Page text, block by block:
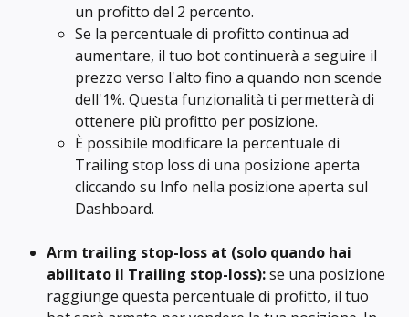
un profitto del 2 percento.
Se la percentuale di profitto continua ad
aumentare, il tuo bot continuerà a seguire il
prezzo verso l'alto fino a quando non scende
dell'1%. Questa funzionalità ti permetterà di
ottenere più profitto per posizione.
È possibile modificare la percentuale di
Trailing stop loss di una posizione aperta
cliccando su Info nella posizione aperta sul
Dashboard.
Arm trailing stop-loss at (solo quando hai
abilitato il Trailing stop-loss): se una posizione
raggiunge questa percentuale di profitto, il tuo